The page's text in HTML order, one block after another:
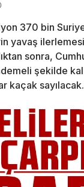
370 bin
yavaş
sonra,
şekilde
kaçak sayılacak.